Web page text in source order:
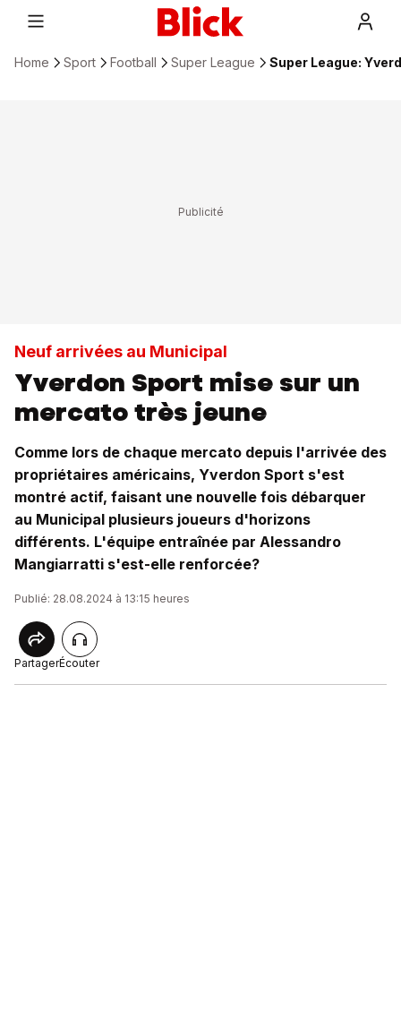
Home Sport Football Super League Super League:
Neuf arrivées au Municipal
Yverdon Sport mise sur un
mercato très jeune
Comme lors de chaque mercato depuis l'arrivée des
propriétaires américains, Yverdon Sport s'est
montré actif, faisant une nouvelle fois débarquer
au Municipal plusieurs joueurs d'horizons
différents. L'équipe entraînée par Alessandro
Mangiarratti s'est-elle renforcée?
Publié: 28.08.2024 à 13:15 heures
PartagerÉcouter